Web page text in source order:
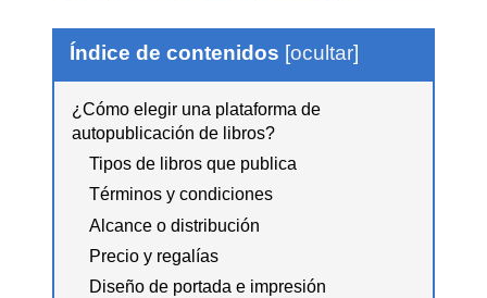
Índice de contenidos [ocultar]
¿Cómo elegir una plataforma de
autopublicación de libros?
Tipos de libros que publica
Términos y condiciones
Alcance o distribución
Precio y regalías
Diseño de portada e impresión